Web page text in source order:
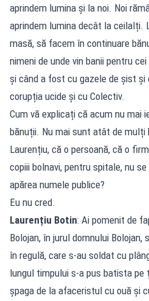
aprindem lumina și la noi. Noi
aprindem lumina decât la ceilalți.
masă, să facem în continuare
nimeni de unde vin banii pentru
și când a fost cu gazele de șist și
corupția ucide și cu Colectiv.
Cum vă explicați că acum nu mai
bănuții. Nu mai sunt atât de mulți
Laurențiu, că o persoană, că o
copiii bolnavi, pentru spitale, nu
apărea numele publice?
Eu nu cred.
Laurențiu Botin: Ai pomenit de
Bolojan, în jurul domnului
în regulă, care s-au soldat cu
lungul timpului s-a pus batista pe
șpaga de la afaceristul cu ouă și